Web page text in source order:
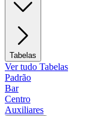
Tabelas
Ver tudo Tabelas
Padrão
Bar
Centro
Auxiliares